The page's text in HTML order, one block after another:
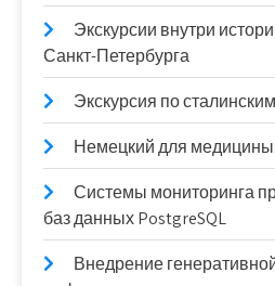
Экскурсии внутри
Санкт-Петербурга
Экскурсия по
Немецкий для
Системы мониторинга
баз данных PostgreSQL
Внедрение